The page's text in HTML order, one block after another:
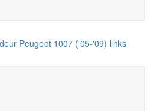
Peugeot 1007 ('05-'09) links